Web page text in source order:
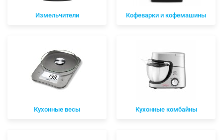
Измельчители Кофеварки и кофемашины
Кухонные весы Кухонные комбайны